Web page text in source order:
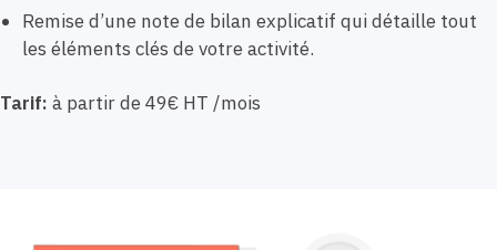
Remise d’une note de bilan explicatif qui détaille tout
les éléments clés de votre activité.
Tarif: à partir de 49€ HT /mois